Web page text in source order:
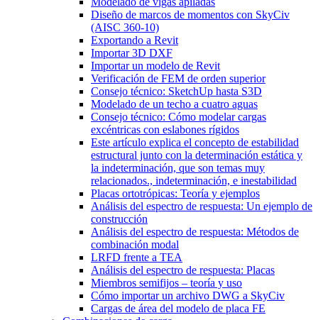
Diseño de marcos de momentos con SkyCiv
(AISC 360-10)
Exportando a Revit
Importar 3D DXF
Importar un modelo de Revit
Verificación de FEM de orden superior
Consejo técnico: SketchUp hasta S3D
Modelado de un techo a cuatro aguas
Consejo técnico: Cómo modelar cargas
excéntricas con eslabones rígidos
Este artículo explica el concepto de estabilidad
estructural junto con la determinación estática y
la indeterminación, que son temas muy
relacionados., indeterminación, e inestabilidad
Placas ortotrópicas: Teoría y ejemplos
Análisis del espectro de respuesta: Un ejemplo de
construcción
Análisis del espectro de respuesta: Métodos de
combinación modal
LRFD frente a TEA
Análisis del espectro de respuesta: Placas
Miembros semifijos – teoría y uso
Cómo importar un archivo DWG a SkyCiv
Cargas de área del modelo de placa FE